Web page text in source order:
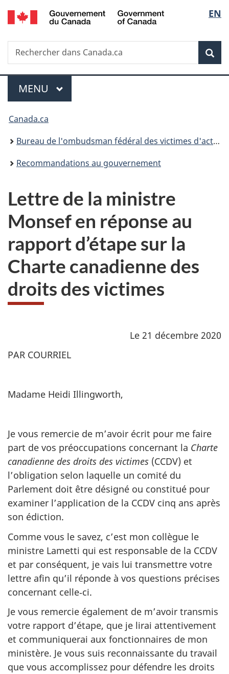
Passer
au
principal
Passer
à
Au
du
Passer
à
version
simplifiée
de
la
EN
Recherche
Rechercher
dans
Menu
MENU PRINCIPAL
Vous
êtes
ici :
Canada.ca
Bureau de l'ombudsman fédéral des victimes d'actes criminels
Recommandations au gouvernement
Lettre de la ministre
Monsef en réponse au
rapport d’étape sur la
Charte canadienne des
droits des victimes
Le 21 décembre 2020
PAR COURRIEL
Madame Heidi Illingworth,
Je vous remercie de m’avoir écrit pour me faire
part de vos préoccupations concernant la Charte
canadienne des droits des victimes (CCDV) et
l’obligation selon laquelle un comité du
Parlement doit être désigné ou constitué pour
examiner l’application de la CCDV cinq ans après
son édiction.
Comme vous le savez, c’est mon collègue le
ministre Lametti qui est responsable de la CCDV
et par conséquent, je vais lui transmettre votre
lettre afin qu’il réponde à vos questions précises
concernant celle‑ci.
Je vous remercie également de m’avoir transmis
votre rapport d’étape, que je lirai attentivement
et communiquerai aux fonctionnaires de mon
ministère. Je vous suis reconnaissante du travail
que vous accomplissez pour défendre les droits